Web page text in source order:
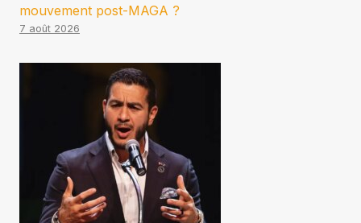
mouvement post-MAGA ?
7 août 2026